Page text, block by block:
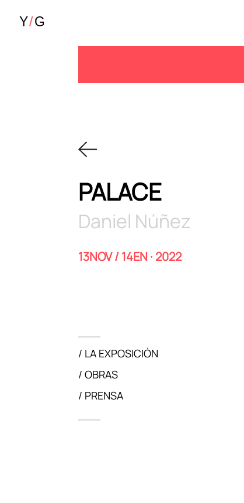
PALACE
Daniel Núñez
13NOV / 14EN · 2022
LA EXPOSICIÓN
OBRAS
PRENSA